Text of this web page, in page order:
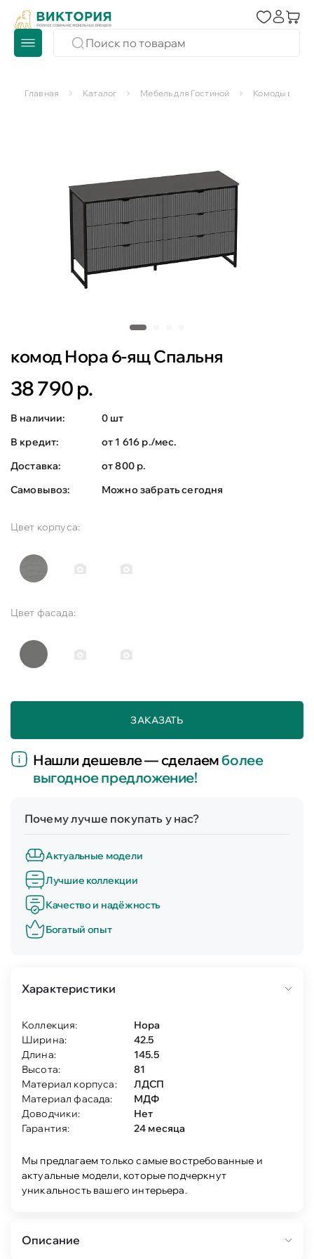
Главная Каталог Мебель для Гостиной Комоды в
комод Нора 6-ящ Спальня
38 790 р.
В наличии:
0 шт
В кредит:
от 1 616 р./мес.
Доставка:
от 800 р.
Самовывоз:
Можно забрать сегодня
Цвет корпуса:
Цвет фасада:
ЗАКАЗАТЬ
Нашли дешевле — сделаемболее
выгодное предложение!
Почему лучше покупать у нас?
Актуальные модели
Лучшие коллекции
Качество и надёжность
Богатый опыт
Характеристики
Коллекция:
Нора
Ширина:
42.5
Длина:
145.5
Высота:
81
Материал корпуса:
ЛДСП
Материал фасада:
МДФ
Доводчики:
Нет
Гарантия:
24 месяца
Мы предлагаем только самые востребованные и
актуальные модели, которые подчеркнут
уникальность вашего интерьера.
Описание